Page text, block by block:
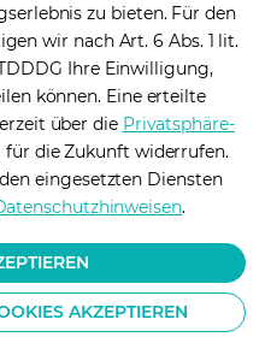
tab)
zu bieten. Für den
wir nach Art. 6 Abs. 1 lit.
Ihre Einwilligung,
können. Eine erteilte
über die Privatsphäre-
tab)
die Zukunft widerrufen.
eingesetzten Diensten
(opens in
.
AKZEPTIEREN